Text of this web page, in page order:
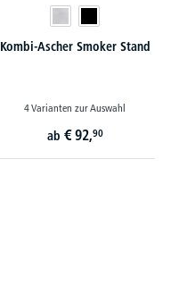
Kombi-Ascher Smoker Stand
4 Varianten zur Auswahl
ab € 92,90